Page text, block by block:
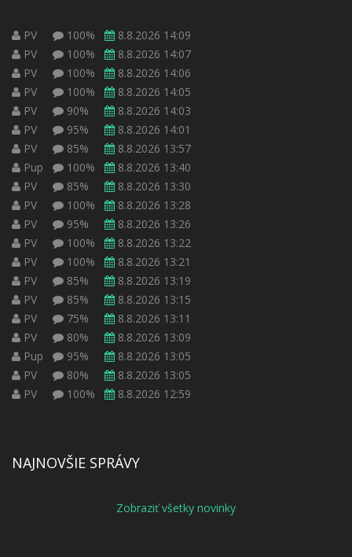
PV 100%
8.8.2026 14:09
PV
100%
8.8.2026 14:07
PV
100%
8.8.2026 14:06
PV
100%
8.8.2026 14:05
PV
90%
8.8.2026 14:03
PV
95%
8.8.2026 14:01
PV
85%
8.8.2026 13:57
Pup
100%
8.8.2026 13:40
PV
85%
8.8.2026 13:30
PV
100%
8.8.2026 13:28
PV
95%
8.8.2026 13:26
PV
100%
8.8.2026 13:22
PV
100%
8.8.2026 13:21
PV
85%
8.8.2026 13:19
PV
85%
8.8.2026 13:15
PV
75%
8.8.2026 13:11
PV
80%
8.8.2026 13:09
Pup
95%
8.8.2026 13:05
PV
80%
8.8.2026 13:05
PV
100% 8.8.2026 12:59
NAJNOVŠIE SPRÁVY
Zobraziť všetky novinky